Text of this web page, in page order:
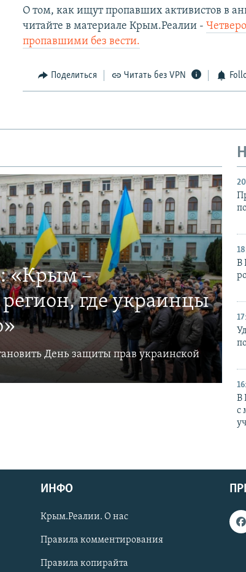
О том, как ищут пропавших активистов в
читайте в материале Крым.Реалии -
пропавшими без вести.
Поделиться Читать без VPN
«Крым –
где украинцы
День защиты прав украинской
В
В
с
ИНФО
Крым.Реалии. О нас
Правила комментирования
Правила копирайта